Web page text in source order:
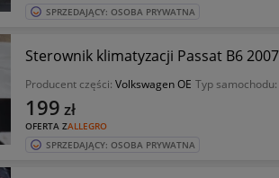
SPRZEDAJĄCY: OSOBA PRYWATNA
Sterownik klimatyzacji Passat B6
Producent części: Volkswagen OE Typ samochodu:
OFERTA ZALLEGRO
199 zł
SPRZEDAJĄCY: OSOBA PRYWATNA